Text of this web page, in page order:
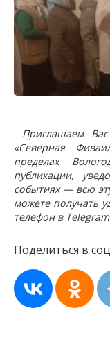
Приглашаем
«Северная
пределах
публикации,
событиях — всю
можете получать
телефон в
Поделиться в